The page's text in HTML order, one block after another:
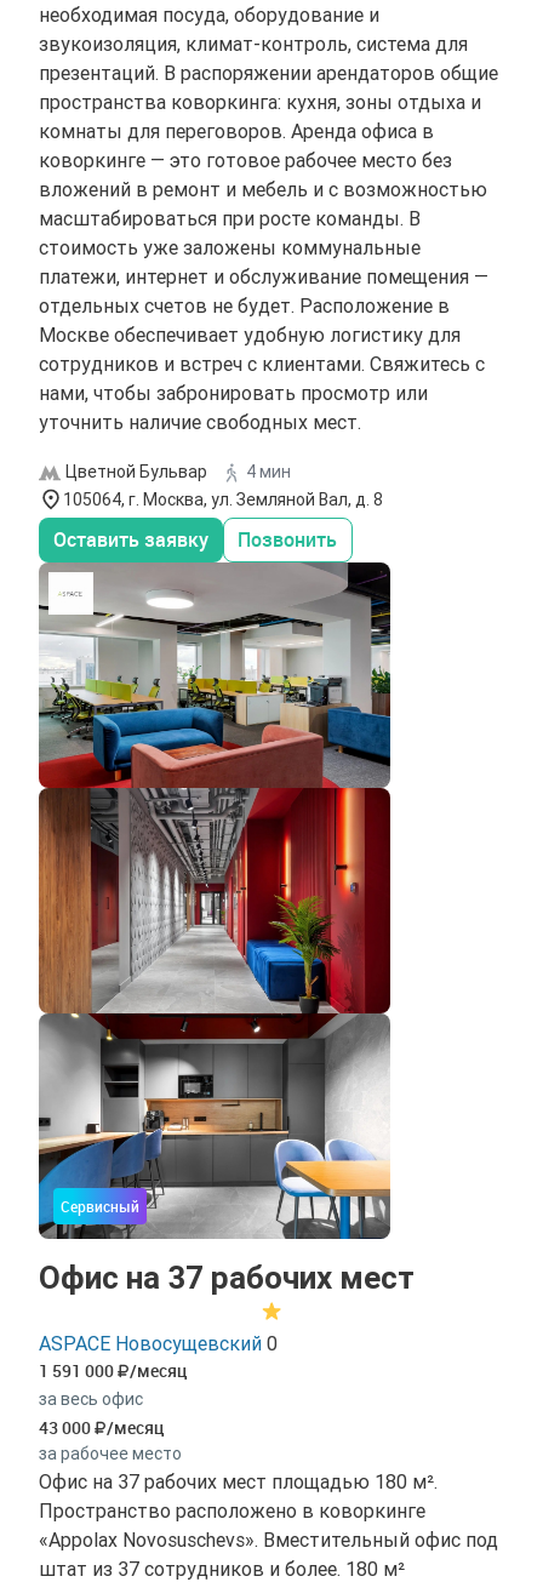
необходимая посуда, оборудование и
звукоизоляция, климат-контроль, система для
презентаций. В распоряжении арендаторов общие
пространства коворкинга: кухня, зоны отдыха и
комнаты для переговоров. Аренда офиса в
коворкинге — это готовое рабочее место без
вложений в ремонт и мебель и с возможностью
масштабироваться при росте команды. В
стоимость уже заложены коммунальные
платежи, интернет и обслуживание помещения —
отдельных счетов не будет. Расположение в
Москве обеспечивает удобную логистику для
сотрудников и встреч с клиентами. Свяжитесь с
нами, чтобы забронировать просмотр или
уточнить наличие свободных мест.
Цветной Бульвар
4 мин
105064, г. Москва, ул. Земляной Вал, д. 8
Оставить заявку Позвонить
Сервисный
Офис на 37 рабочих мест
ASPACE Новосущевский 0
1 591 000 /месяц
за весь офис
43 000 /месяц
за рабочее место
Офис на 37 рабочих мест площадью 180 м².
Пространство расположено в коворкинге
«Appolax Novosuschevs». Вместительный офис под
штат из 37 сотрудников и более. 180 м²